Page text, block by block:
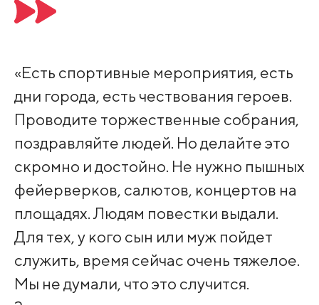
«Есть спортивные мероприятия, есть
дни города, есть чествования героев.
Проводите торжественные собрания,
поздравляйте людей. Но делайте это
скромно и достойно. Не нужно пышных
фейерверков, салютов, концертов на
площадях. Людям повестки выдали.
Для тех, у кого сын или муж пойдет
служить, время сейчас очень тяжелое.
Мы не думали, что это случится.